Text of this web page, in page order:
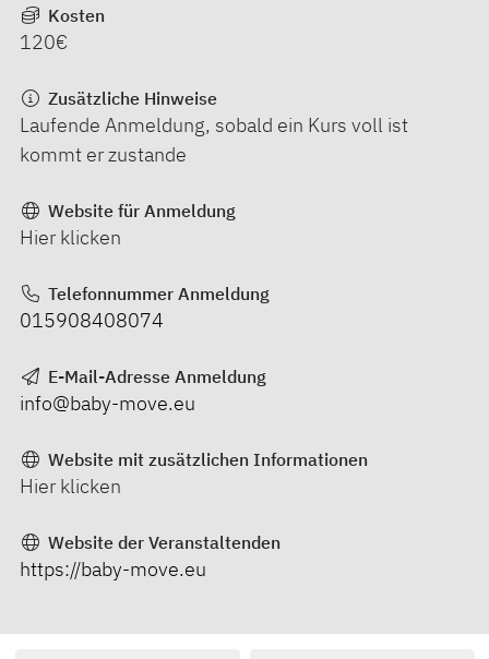
Kosten
120€
Zusätzliche Hinweise
Laufende Anmeldung, sobald ein Kurs voll ist
kommt er zustande
Website für Anmeldung
Hier klicken
Telefonnummer Anmeldung
015908408074
E-Mail-Adresse Anmeldung
info@baby-move.eu
Website mit zusätzlichen Informationen
Hier klicken
Website der Veranstaltenden
https://baby-move.eu